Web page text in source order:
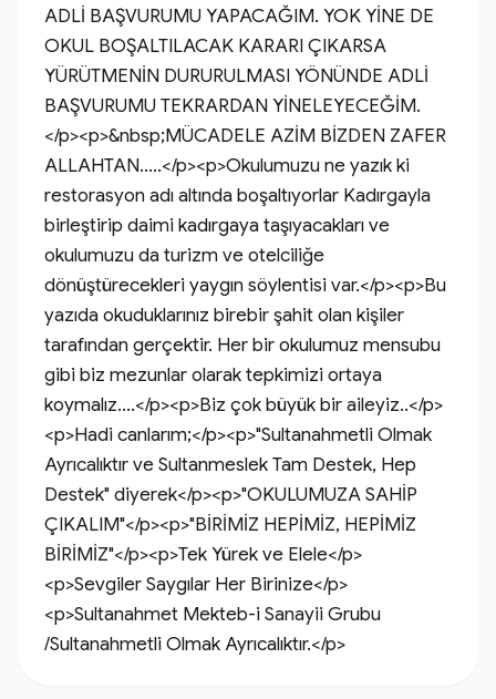
ADLİ BAŞVURUMU YAPACAĞIM. YOK YİNE DE
OKUL BOŞALTILACAK KARARI ÇIKARSA
YÜRÜTMENİN DURURULMASI YÖNÜNDE ADLİ
BAŞVURUMU TEKRARDAN YİNELEYECEĞİM.
</p><p>&nbsp;MÜCADELE AZİM BİZDEN ZAFER
ALLAHTAN.....</p><p>Okulumuzu ne yazık ki
restorasyon adı altında boşaltıyorlar Kadırgayla
birleştirip daimi kadırgaya taşıyacakları ve
okulumuzu da turizm ve otelciliğe
dönüştürecekleri yaygın söylentisi var.</p><p>Bu
yazıda okuduklarınız birebir şahit olan kişiler
tarafından gerçektir. Her bir okulumuz mensubu
gibi biz mezunlar olarak tepkimizi ortaya
koymalız....</p><p>Biz çok büyük bir aileyiz..</p>
<p>Hadi canlarım;</p><p>"Sultanahmetli Olmak
Ayrıcalıktır ve Sultanmeslek Tam Destek, Hep
Destek" diyerek</p><p>"OKULUMUZA SAHİP
ÇIKALIM"</p><p>"BİRİMİZ HEPİMİZ, HEPİMİZ
BİRİMİZ"</p><p>Tek Yürek ve Elele</p>
<p>Sevgiler Saygılar Her Birinize</p>
<p>Sultanahmet Mekteb-i Sanayii Grubu
/Sultanahmetli Olmak Ayrıcalıktır.</p>